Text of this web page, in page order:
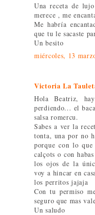
Una receta de
merece , me
Me habría
que tu le sacaste
Un besito
miércoles, 13
Victoria La
Hola Beatriz,
perdiendo... el
salsa romercu.
Sabes a ver la
tonta, una por no
porque con lo
calçots o con
los ojos de la
voy a hincar en
los perritos jajaja
Con tu permiso
seguro que mas
Un saludo